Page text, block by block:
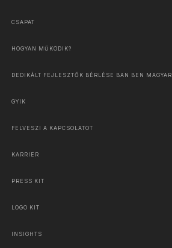
CSAPAT
HOGYAN MŰKÖDIK?
DEDIKÁLT FEJLESZTŐK BÉRLÉSE BAN BEN
GYIK
FELVESZI A KAPCSOLATOT
KARRIER
PRESS KIT
LOGO KIT
INSIGHTS